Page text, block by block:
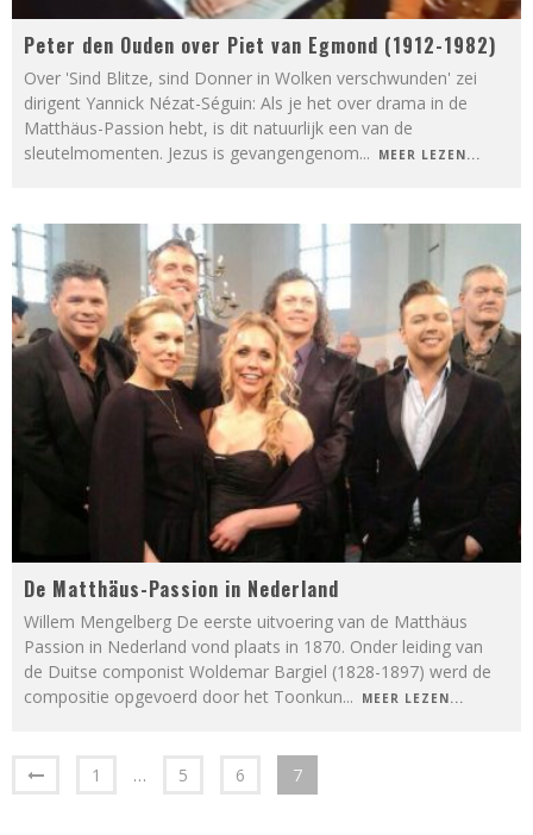
Peter den Ouden over Piet van Egmond (1912-1982)
Over 'Sind Blitze, sind Donner in Wolken verschwunden' zei
dirigent Yannick Nézat-Séguin: Als je het over drama in de
Matthäus-Passion hebt, is dit natuurlijk een van de
sleutelmomenten. Jezus is gevangengenom... MEER LEZEN...
De Matthäus-Passion in Nederland
Willem Mengelberg De eerste uitvoering van de Matthäus
Passion in Nederland vond plaats in 1870. Onder leiding van
de Duitse componist Woldemar Bargiel (1828-1897) werd de
compositie opgevoerd door het Toonkun... MEER LEZEN...
1 … 5 6 7